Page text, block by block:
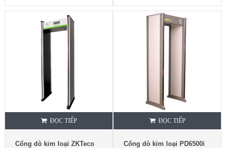
ĐỌC TIẾP
Cổng dò kim loại ZKTeco
ĐỌC TIẾP
Cổng dò kim loại PD6500i